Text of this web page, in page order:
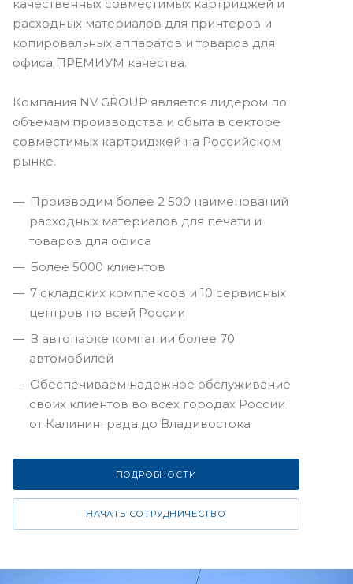
качественных совместимых картриджей и
расходных материалов для принтеров и
копировальных аппаратов и товаров для
офиса ПРЕМИУМ качества.
Компания NV GROUP является лидером по
объемам производства и сбыта в секторе
совместимых картриджей на Российском
рынке.
Производим более 2 500 наименований
расходных материалов для печати и
товаров для офиса
Более 5000 клиентов
7 складских комплексов и 10 сервисных
центров по всей России
В автопарке компании более 70
автомобилей
Обеспечиваем надежное обслуживание
своих клиентов во всех городах России
от Калининграда до Владивостока
ПОДРОБНОСТИ
НАЧАТЬ СОТРУДНИЧЕСТВО